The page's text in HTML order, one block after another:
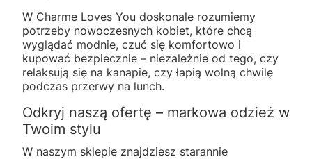
W Charme Loves You doskonale rozumiemy
potrzeby nowoczesnych kobiet, które chcą
wyglądać modnie, czuć się komfortowo i
kupować bezpiecznie – niezależnie od tego, czy
relaksują się na kanapie, czy łapią wolną chwilę
podczas przerwy na lunch.
Odkryj naszą ofertę – markowa odzież w
Twoim stylu
W naszym sklepie znajdziesz starannie